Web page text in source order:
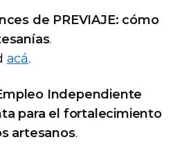
de PREVIAJE: cómo
.
acá.
Independiente
para el fortalecimiento
artesanos.